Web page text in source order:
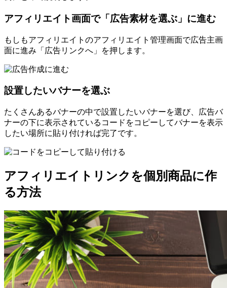
アフィリエイト画面で「広告素材を選ぶ」に進む
もしもアフィリエイトのアフィリエイト管理画面で広告主画
面に進み「広告リンクへ」を押します。
設置したいバナーを選ぶ
たくさんあるバナーの中で設置したいバナーを選び、広告バ
ナーの下に表示されているコードをコピーしてバナーを表示
したい場所に貼り付ければ完了です。
アフィリエイトリンクを個別商品に作
る方法